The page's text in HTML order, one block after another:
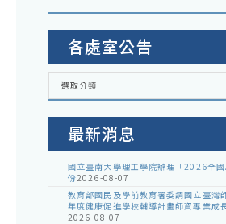
各處室公告
各
室
選取分類
最新消息
國立臺南大學理工學院辦理「2026全
份2026-08-07
教育部國民及學前教育署委請國立臺灣
年度健康促進學校輔導計畫師資專業成
2026-08-07